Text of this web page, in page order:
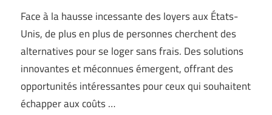
Face à la hausse incessante des loyers aux États-
Unis, de plus en plus de personnes cherchent des
alternatives pour se loger sans frais. Des solutions
innovantes et méconnues émergent, offrant des
opportunités intéressantes pour ceux qui souhaitent
échapper aux coûts …